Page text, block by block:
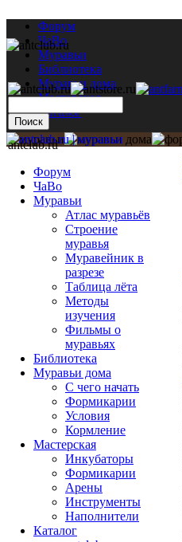
Форум
ЧаВо
Муравьи
Библиотека
Муравьи дома
Мастерская
Каталог
antclub.ru
Форум
ЧаВо
Муравьи
Атлас муравьёв
Строение
муравья
Муравейник в
разрезе
Таблица лёта
Методы
изучения
Фильмы о
муравьях
Библиотека
Муравьи дома
С чего начать
Формикарии
Условия
Кормление
Мастерская
Инкубаторы
Формикарии
Арены
Инструменты
Наполнители
Каталог